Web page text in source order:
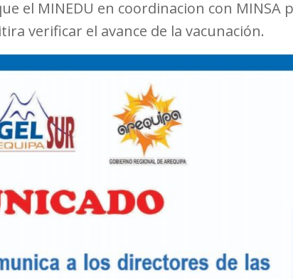
el MINEDU en coordinacion con MINSA
verificar el avance de la vacunación.